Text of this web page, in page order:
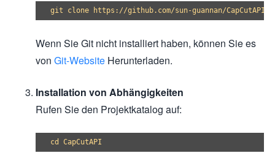
Wenn Sie Git nicht installiert haben, können Sie es
von Git-Website Herunterladen.
Installation von Abhängigkeiten
Rufen Sie den Projektkatalog auf: